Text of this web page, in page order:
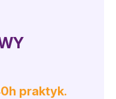
praktyk.